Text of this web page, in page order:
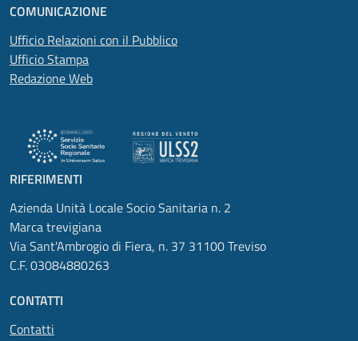
COMUNICAZIONE
Ufficio Relazioni con il Pubblico
Ufficio Stampa
Redazione Web
RIFERIMENTI
Azienda Unità Locale Socio Sanitaria n. 2
Marca trevigiana
Via Sant'Ambrogio di Fiera, n. 37 31100 Treviso
C.F. 03084880263
CONTATTI
Contatti